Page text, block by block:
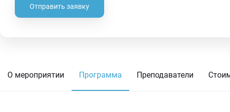
Отправить заявку
О мероприятии Программа Преподаватели